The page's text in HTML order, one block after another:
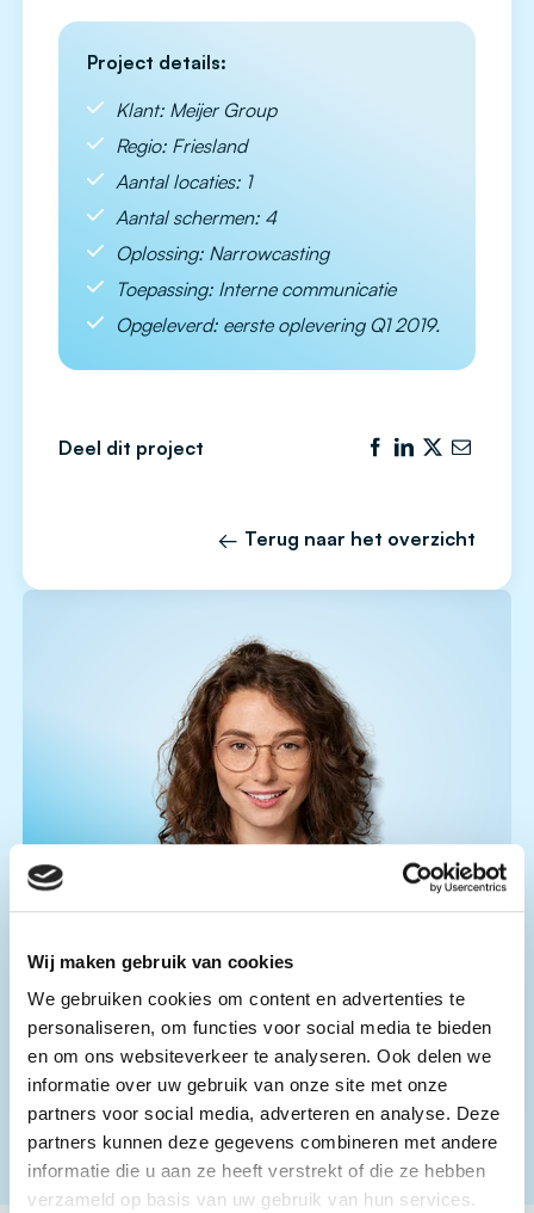
Wij maken gebruik van cookies
We gebruiken cookies om content en advertenties te
personaliseren, om functies voor social media te bieden
en om ons websiteverkeer te analyseren. Ook delen we
informatie over uw gebruik van onze site met onze
partners voor social media, adverteren en analyse. Deze
partners kunnen deze gegevens combineren met andere
informatie die u aan ze heeft verstrekt of die ze hebben
verzameld op basis van uw gebruik van hun services.
Project details:
Klant: Meijer Group
Regio: Friesland
Aantal locaties: 1
Aantal schermen: 4
Oplossing: Narrowcasting
Toepassing: Interne communicatie
Opgeleverd: eerste oplevering Q1 2019.
Deel dit project
Terug naar het overzicht
Meer weten over dit project?
Neem contact op met ons op.
+31 (0) 182 555000
info@tss.nl